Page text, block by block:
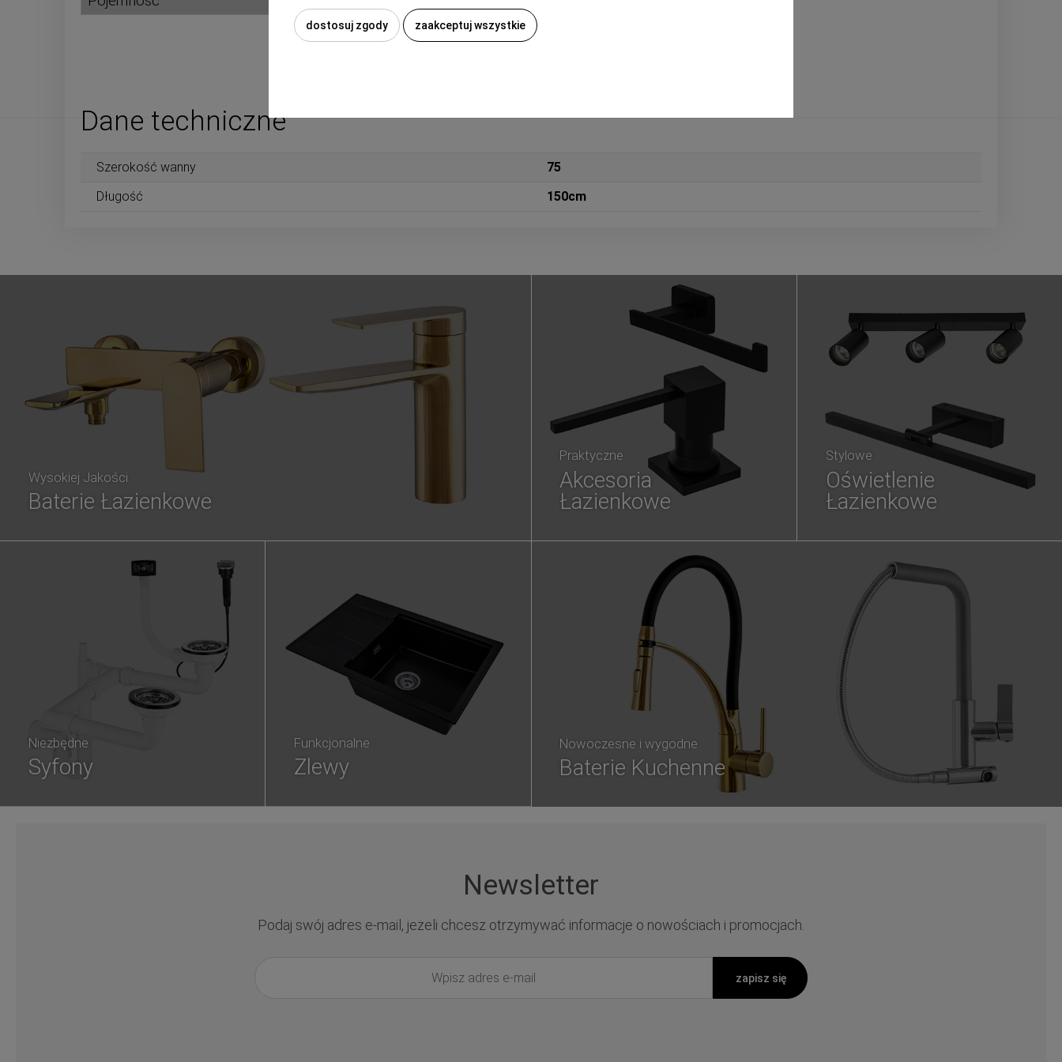
Dane techniczne
Szerokość wanny
75
Długość
150cm
Wysokiej Jakości
Baterie Łazienkowe
Praktyczne
Akcesoria
Łazienkowe
Stylowe
Oświetlenie
Łazienkowe
Nowoczesne i wygodne
Baterie Kuchenne
Niezbędne
Syfony
Funkcjonalne
Zlewy
Newsletter
Podaj swój adres e-mail, jeżeli chcesz otrzymywać informacje o nowościach i promocjach.
zapisz się
dostosuj zgody zaakceptuj wszystkie